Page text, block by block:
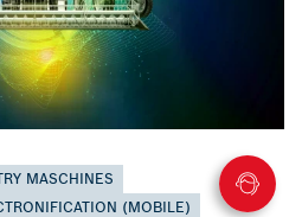
MASCHINES
(MOBILE)